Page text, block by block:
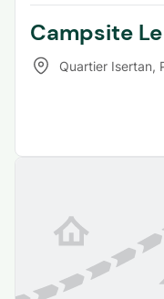
Campsite
Quartier Isertan,